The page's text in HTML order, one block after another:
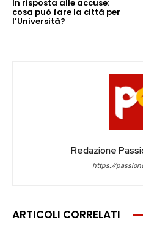
In risposta alle accuse:
cosa può fare la città per
l’Università?
Redazione
https://
ARTICOLI CORRELATI